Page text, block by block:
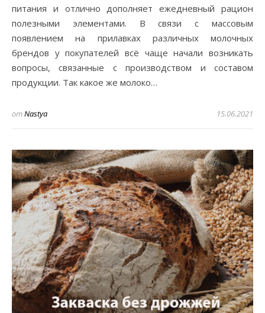
питания и отлично дополняет ежедневный рацион
полезными элементами. В связи с массовым
появлением на прилавках различных молочных
брендов у покупателей всё чаще начали возникать
вопросы, связанные с производством и составом
продукции. Так какое же молоко…
отNastya 15.06.2021